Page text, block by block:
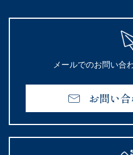
メールでのお問い合
お問い